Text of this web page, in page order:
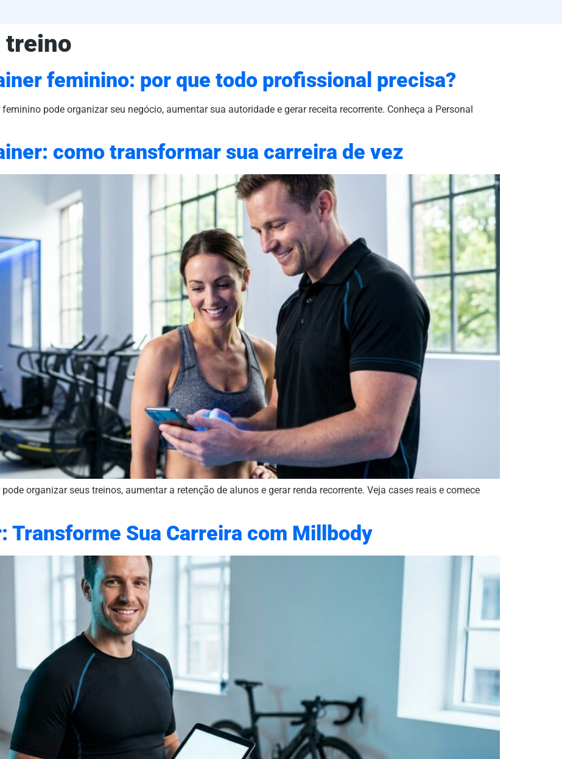
treino
feminino: por que todo profissional precisa?
pode organizar seu negócio, aumentar sua autoridade e gerar receita recorrente. Conheça a Personal
como transformar sua carreira de vez
organizar seus treinos, aumentar a retenção de alunos e gerar renda recorrente. Veja cases reais e comece
Transforme Sua Carreira com Millbody